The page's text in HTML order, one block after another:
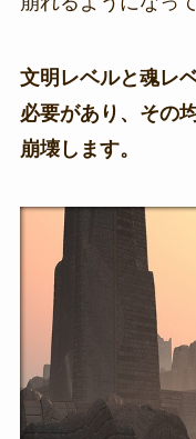
文明レベルと魂レ
必要があり、その
崩壊します。